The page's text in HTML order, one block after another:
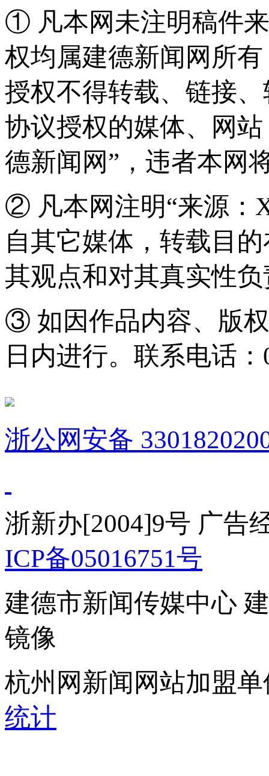
① 凡本网未注明稿件
权均属建德新闻网所
授权不得转载、链接
协议授权的媒体、网
德新闻网”，违者本网
② 凡本网注明“来源：
自其它媒体，转载目
其观点和对其真实性
③ 如因作品内容、版
日内进行。联系电话：
浙公网安备
浙新办[2004]9号 广告
ICP备05016751号
建德市新闻传媒中心
镜像
杭州网新闻网站加盟
统计